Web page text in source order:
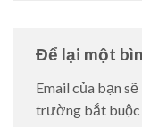
Để lại một
Email của bạn
trường bắt buộc